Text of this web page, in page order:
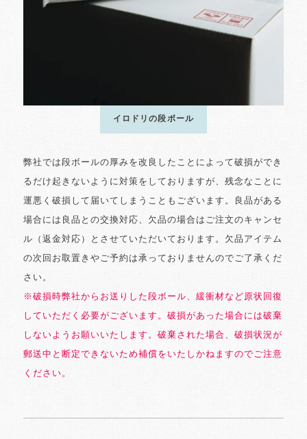
イロドリの段ボール
弊社では段ボールの厚みを改良したことによって破損ができ
るだけ起きないように対策をしておりますが、残念なことに
運悪く破損して届いてしまうこともございます。良品がある
場合には良品との交換対応、欠品の場合はご注文のキャンセ
ル（返金対応）とさせていただいております。欠品アイテム
の次回お取置きやご予約は承っておりませんのでご了承くだ
さい。
※破損時弊社からお送りした段ボール、緩衝材など原状回復
していただく必要がございます。破損があった場合には破棄
しないようお願いいたします。破棄された場合、破損状況が
郵送中と断定できないため補償をいたしかねますのでご注意
ください。